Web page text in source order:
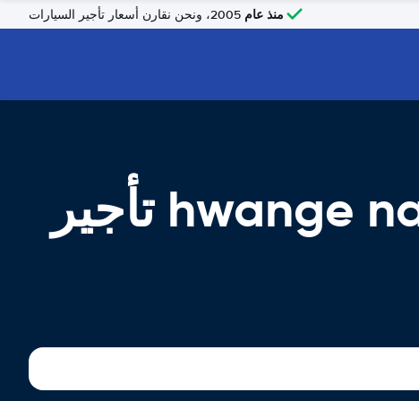
منذ عام
hwange national park airport, Hwange, ZW تأجير